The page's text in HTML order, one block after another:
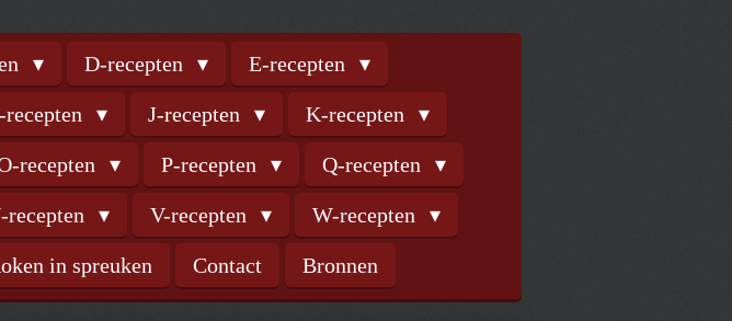
D-recepten E-recepten
J-recepten K-recepten
recepten P-recepten Q-recepten
recepten V-recepten W-recepten
in spreuken Contact Bronnen